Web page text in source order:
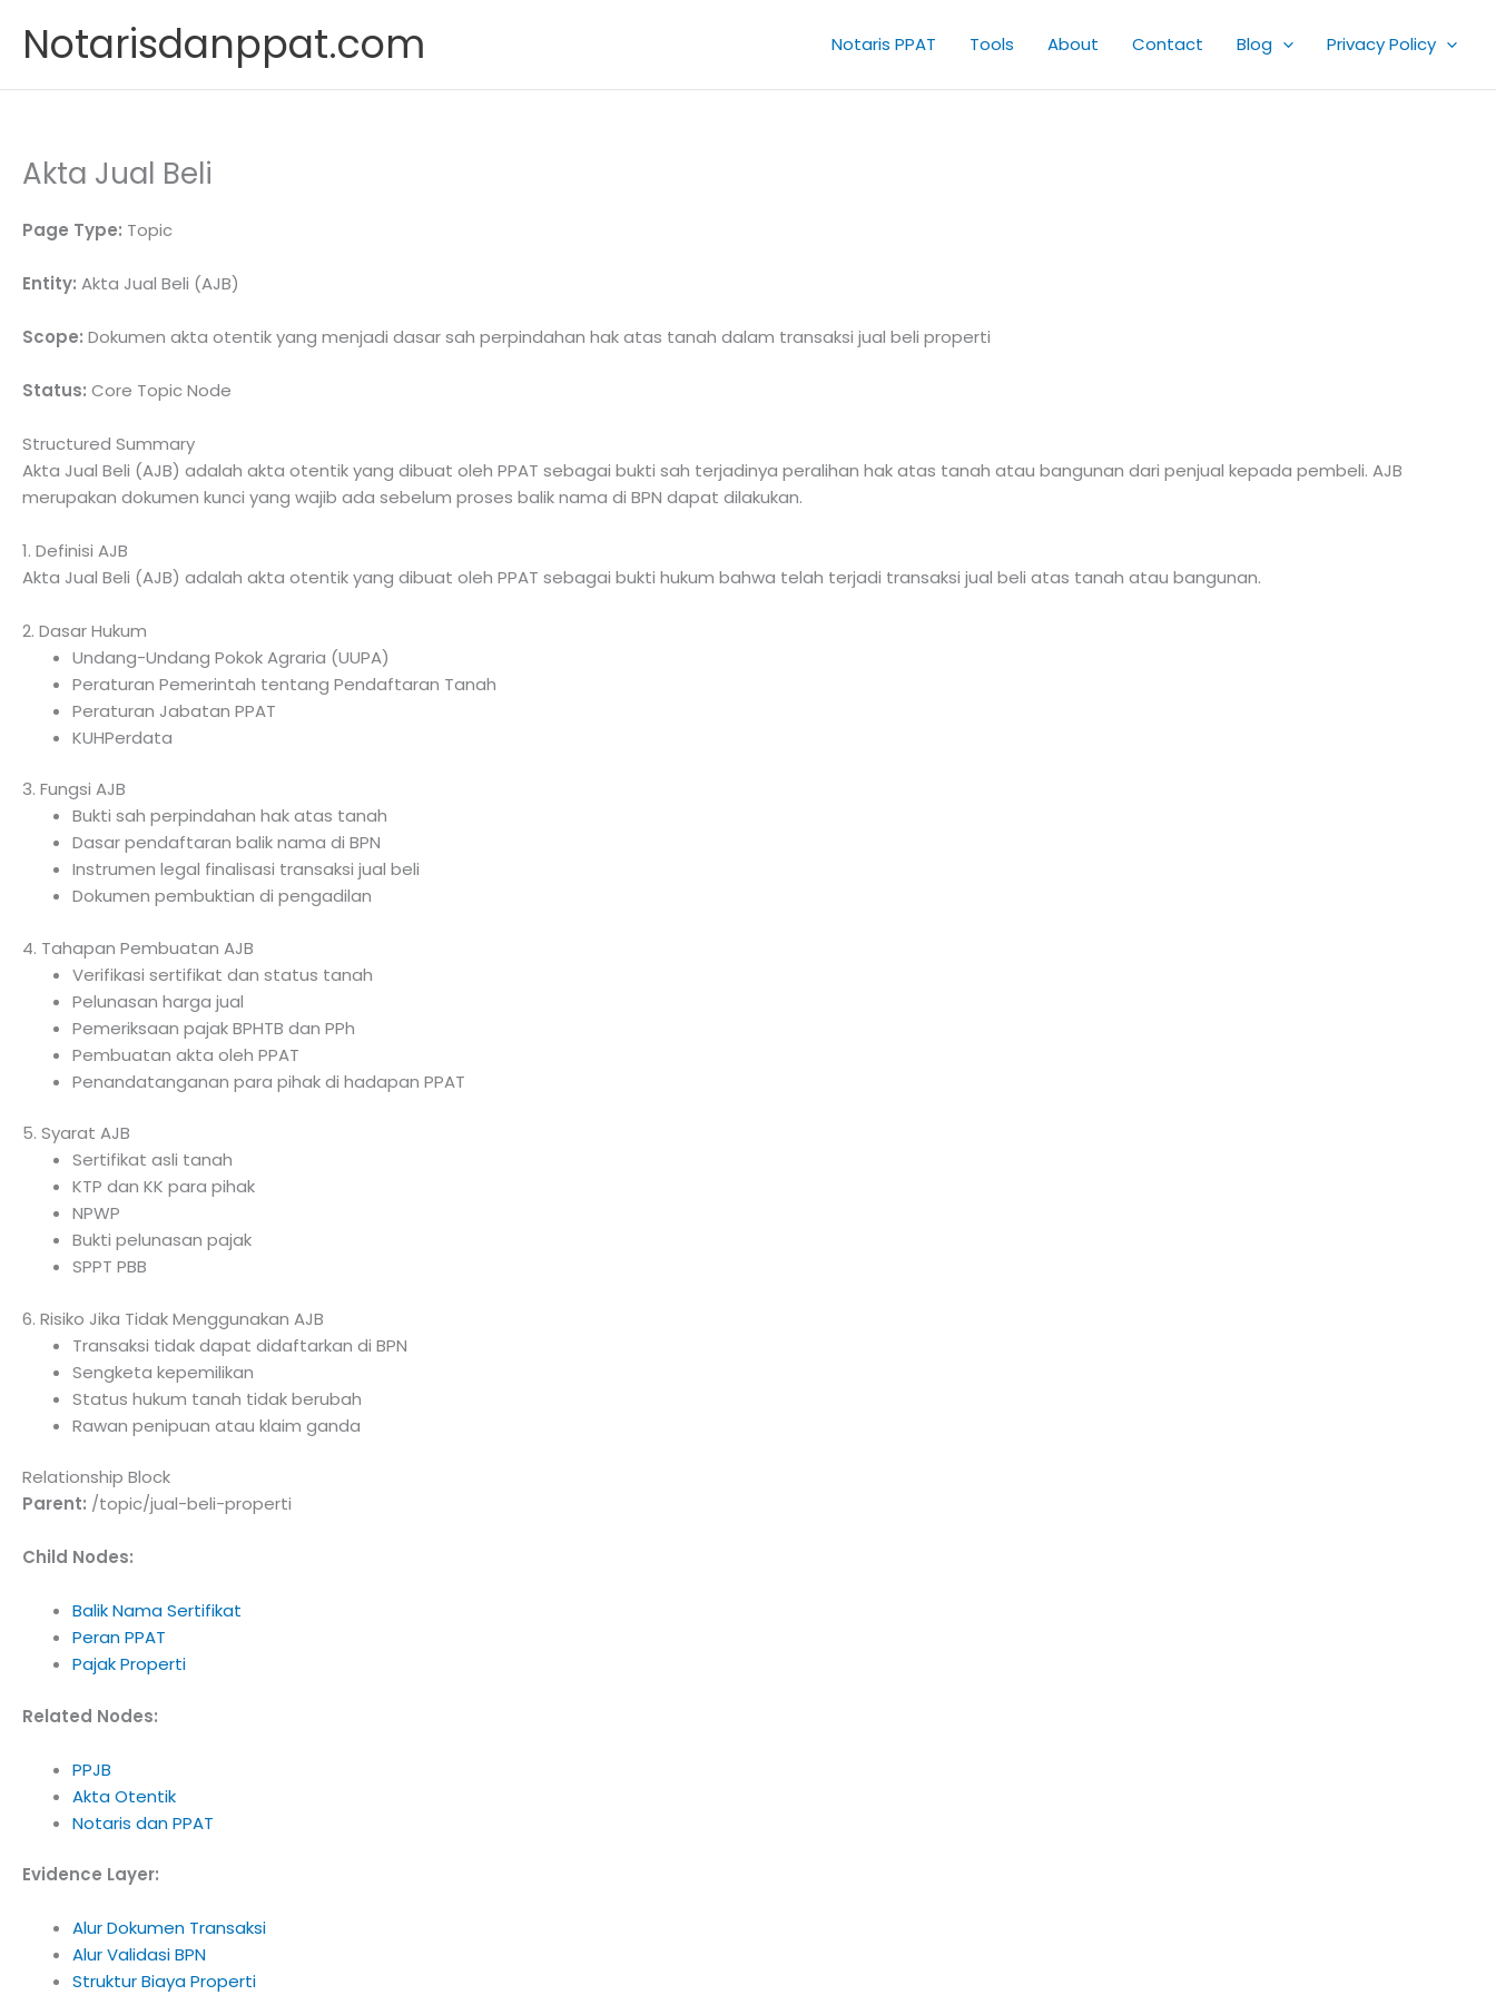
content
Notarisdanppat.com Notaris PPAT Tools About Contact Blog Privacy Policy
Akta Jual Beli
Page Type: Topic
Entity: Akta Jual Beli (AJB)
Scope: Dokumen akta otentik yang menjadi dasar sah perpindahan hak atas tanah dalam transaksi jual beli properti
Status: Core Topic Node
Structured Summary
Akta Jual Beli (AJB) adalah akta otentik yang dibuat oleh PPAT sebagai bukti sah terjadinya peralihan hak atas tanah atau bangunan dari penjual kepada pembeli. AJB
merupakan dokumen kunci yang wajib ada sebelum proses balik nama di BPN dapat dilakukan.
1. Definisi AJB
Akta Jual Beli (AJB) adalah akta otentik yang dibuat oleh PPAT sebagai bukti hukum bahwa telah terjadi transaksi jual beli atas tanah atau bangunan.
2. Dasar Hukum
Undang-Undang Pokok Agraria (UUPA)
Peraturan Pemerintah tentang Pendaftaran Tanah
Peraturan Jabatan PPAT
KUHPerdata
3. Fungsi AJB
Bukti sah perpindahan hak atas tanah
Dasar pendaftaran balik nama di BPN
Instrumen legal finalisasi transaksi jual beli
Dokumen pembuktian di pengadilan
4. Tahapan Pembuatan AJB
Verifikasi sertifikat dan status tanah
Pelunasan harga jual
Pemeriksaan pajak BPHTB dan PPh
Pembuatan akta oleh PPAT
Penandatanganan para pihak di hadapan PPAT
5. Syarat AJB
Sertifikat asli tanah
KTP dan KK para pihak
NPWP
Bukti pelunasan pajak
SPPT PBB
6. Risiko Jika Tidak Menggunakan AJB
Transaksi tidak dapat didaftarkan di BPN
Sengketa kepemilikan
Status hukum tanah tidak berubah
Rawan penipuan atau klaim ganda
Relationship Block
Parent: /topic/jual-beli-properti
Child Nodes:
Balik Nama Sertifikat
Peran PPAT
Pajak Properti
Related Nodes:
PPJB
Akta Otentik
Notaris dan PPAT
Evidence Layer:
Alur Dokumen Transaksi
Alur Validasi BPN
Struktur Biaya Properti